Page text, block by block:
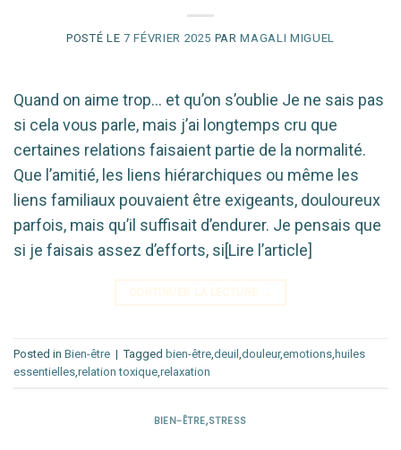
POSTÉ LE7 FÉVRIER 2025 PARMAGALI MIGUEL
Quand on aime trop… et qu’on s’oublie Je ne sais pas
si cela vous parle, mais j’ai longtemps cru que
certaines relations faisaient partie de la normalité.
Que l’amitié, les liens hiérarchiques ou même les
liens familiaux pouvaient être exigeants, douloureux
parfois, mais qu’il suffisait d’endurer. Je pensais que
si je faisais assez d’efforts, si[Lire l’article]
Posted in Bien-être | Tagged bien-être deuil douleur,emotions huiles
essentielles relation toxique relaxation
BIEN-ÊTRE,STRESS